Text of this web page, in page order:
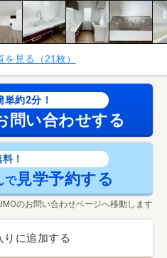
見る（21枚）
単約2分！
問い合わせする
！
で見学予約する
のお問い合わせページへ移動します
りに追加する